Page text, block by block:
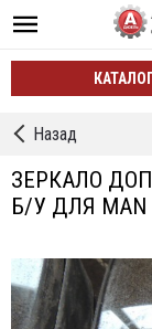
←
Кронштейны
Зеркал
Назад
ЗЕРКАЛО
Б/У ДЛЯ